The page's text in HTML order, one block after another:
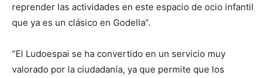
reprender las actividades en este espacio de ocio infantil
que ya es un clásico en Godella”.
“El Ludoespai se ha convertido en un servicio muy
valorado por la ciudadanía, ya que permite que los